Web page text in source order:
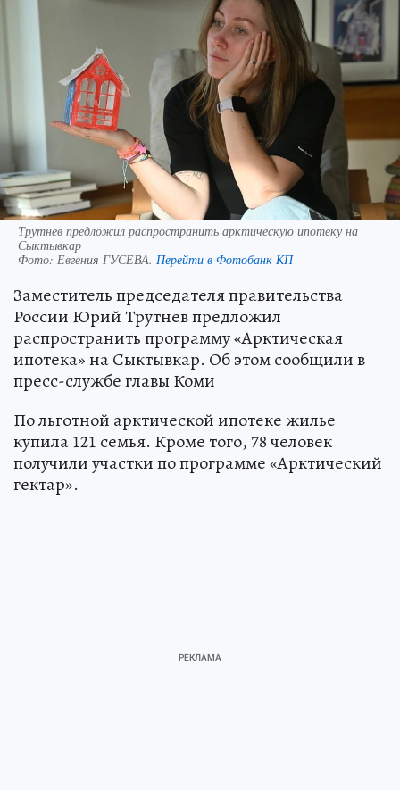
Трутнев предложил распространить арктическую ипотеку на
Сыктывкар
Фото: Евгения ГУСЕВА. Перейти в Фотобанк КП
Заместитель председателя правительства
России Юрий Трутнев предложил
распространить программу «Арктическая
ипотека» на Сыктывкар. Об этом сообщили в
пресс-службе главы Коми
По льготной арктической ипотеке жилье
купила 121 семья. Кроме того, 78 человек
получили участки по программе «Арктический
гектар».